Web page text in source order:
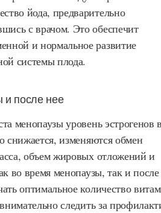
йода, предварительно
с врачом. Это обеспечит
и нормальное развитие
системы плода.
и после нее
менопаузы уровень эстрогенов
снижается, изменяются обмен
объем жировых отложений и
во время менопаузы, так и
оптимальное количество
следить за